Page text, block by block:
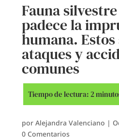
Fauna
padece la
humana. Estos
ataques y
comunes
por Alejandra Valenciano |
0 Comentarios